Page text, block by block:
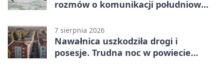
rozmów o komunikacji południowej
7 sierpnia 2026
Nawałnica uszkodziła drogi i
posesje. Trudna noc w powiecie